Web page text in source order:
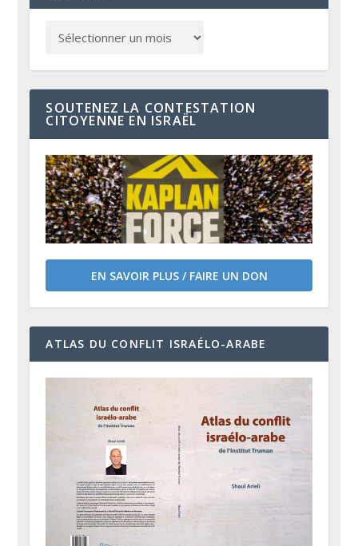
SOUTENEZ LA CONTESTATION
CITOYENNE EN ISRAËL
EN SAVOIR PLUS / FAIRE UN DON
ATLAS DU CONFLIT ISRAÉLO-ARABE